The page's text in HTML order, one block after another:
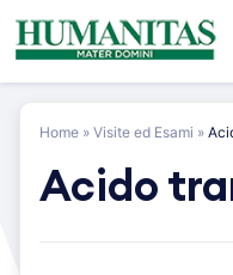
Skip
to
Home » Visite ed Esami »
Acido